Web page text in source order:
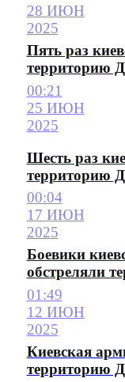
28 ИЮН
2025
Пять раз
территорию
00:21
25 ИЮН
2025
Шесть раз
территорию
00:04
17 ИЮН
2025
Боевики
обстреляли
01:49
12 ИЮН
2025
Киевская
территорию